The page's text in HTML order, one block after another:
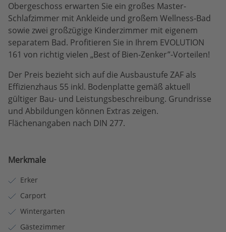
Obergeschoss erwarten Sie ein großes Master-
Schlafzimmer mit Ankleide und großem Wellness-Bad
sowie zwei großzügige Kinderzimmer mit eigenem
separatem Bad. Profitieren Sie in Ihrem EVOLUTION
161 von richtig vielen „Best of Bien-Zenker”-Vorteilen!
Der Preis bezieht sich auf die Ausbaustufe ZAF als
Effizienzhaus 55 inkl. Bodenplatte gemäß aktuell
gültiger Bau- und Leistungsbeschreibung. Grundrisse
und Abbildungen können Extras zeigen.
Flächenangaben nach DIN 277.
Merkmale
Erker
Carport
Wintergarten
Gästezimmer